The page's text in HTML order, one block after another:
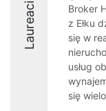
Laureaci
Broker
z Ełku
się w
usług
się